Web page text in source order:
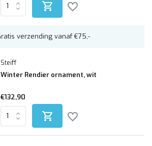
Altijd mooi ingepakt
Steiff
Winter Rendier ornament, wit
€132,90